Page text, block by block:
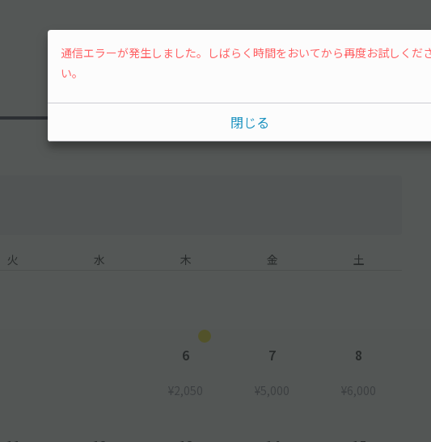
火 水 木 金 土
6
¥2,050
7
¥5,000
8
¥6,000
通信エラーが発生しました。しばらく時間をおいてから再度お試しくだ
い。
閉じる